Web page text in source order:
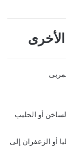
أو الحليب
أو الزعفران إلى